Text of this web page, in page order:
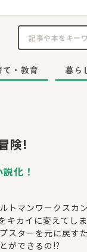
て・教育 暮ら
険!
化！
マンワークスカ
キカイに変えてし
ターを元に戻す
ができるの!?